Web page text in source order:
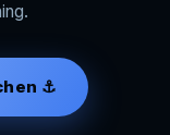
⚓